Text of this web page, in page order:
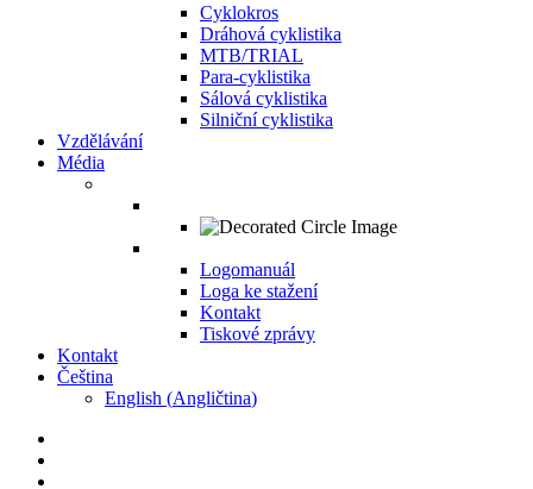
Cyklokros
Dráhová cyklistika
MTB/TRIAL
Para-cyklistika
Sálová cyklistika
Silniční cyklistika
Vzdělávání
Média
Logomanuál
Loga ke stažení
Kontakt
Tiskové zprávy
Kontakt
Čeština
English (Angličtina)